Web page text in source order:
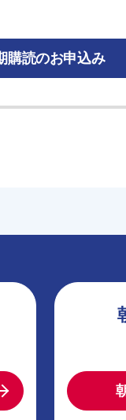
購読のお申込み